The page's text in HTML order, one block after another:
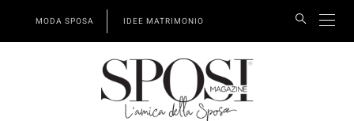
MODA SPOSA IDEE MATRIMONIO